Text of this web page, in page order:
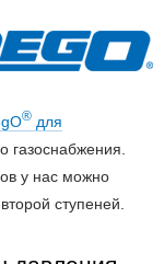
® для
газоснабжения.
у нас можно
ступеней.